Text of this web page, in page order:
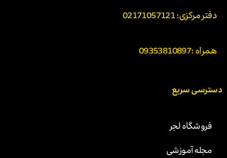
دفتر مرکزی: 02171057121
همراه :09353810897
دسترسی سریع
فروشگاه لجر
مجله آموزشی